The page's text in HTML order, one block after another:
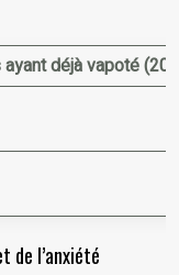
déjà vapoté
de l’anxiété